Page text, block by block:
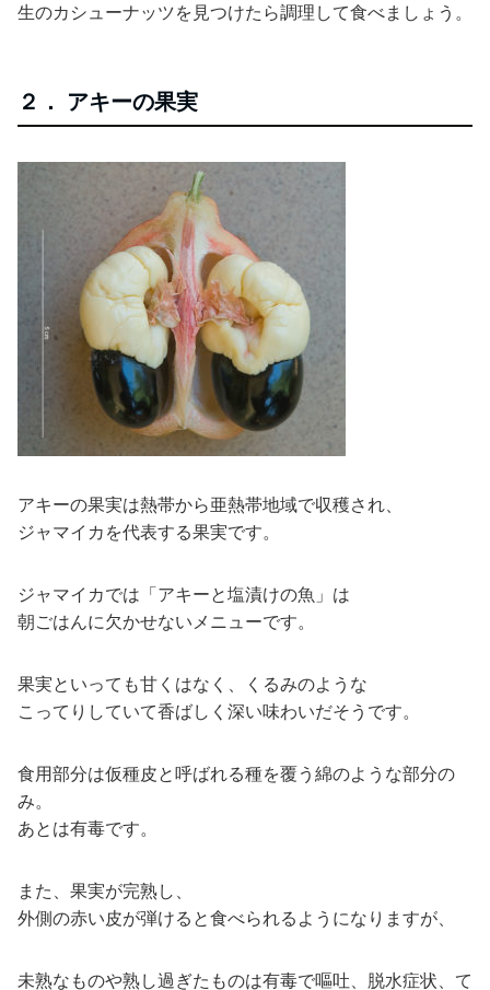
生のカシューナッツを見つけたら調理して食べましょう。
２． アキーの果実
アキーの果実は熱帯から亜熱帯地域で収穫され、
ジャマイカを代表する果実です。
ジャマイカでは「アキーと塩漬けの魚」は
朝ごはんに欠かせないメニューです。
果実といっても甘くはなく、くるみのような
こってりしていて香ばしく深い味わいだそうです。
食用部分は仮種皮と呼ばれる種を覆う綿のような部分の
み。
あとは有毒です。
また、果実が完熟し、
外側の赤い皮が弾けると食べられるようになりますが、
未熟なものや熟し過ぎたものは有毒で嘔吐、脱水症状、て